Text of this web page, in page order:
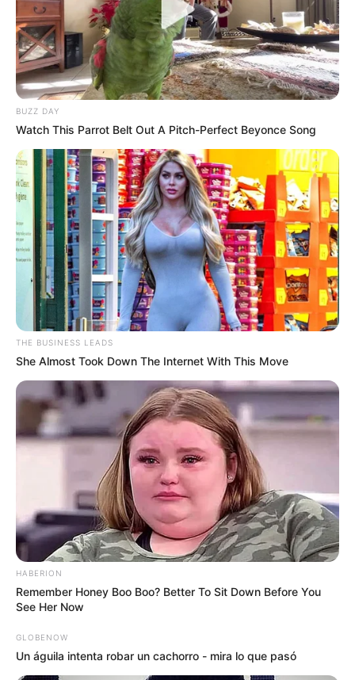
BUZZ DAY
Watch This Parrot Belt Out A Pitch-Perfect Beyonce Song
THE BUSINESS LEADS
She Almost Took Down The Internet With This Move
HABERION
Remember Honey Boo Boo? Better To Sit Down Before You
See Her Now
GLOBENOW
Un águila intenta robar un cachorro - mira lo que pasó